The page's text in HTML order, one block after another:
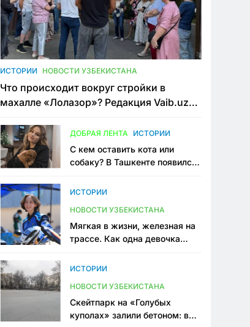
ИСТОРИИ НОВОСТИ УЗБЕКИСТАНА
Что происходит вокруг стройки в
махалле «Лолазор»? Редакция Vaib.uz
конфликта
ДОБРАЯ ЛЕНТА ИСТОРИИ
С кем оставить кота или
собаку? В Ташкенте появился
ИСТОРИИ
НОВОСТИ УЗБЕКИСТАНА
Мягкая в жизни, железная на
трассе. Как одна девочка
Узбекистане
ИСТОРИИ
НОВОСТИ УЗБЕКИСТАНА
Скейтпарк на «Голубых
куполах» залили бетоном: в